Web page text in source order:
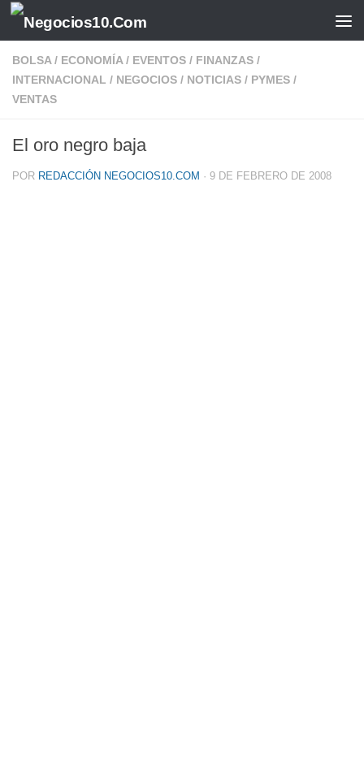
Saltar al contenido
BOLSA / ECONOMÍA / EVENTOS / FINANZAS /
INTERNACIONAL / NEGOCIOS / NOTICIAS / PYMES /
VENTAS
El oro negro baja
POR REDACCIÓN NEGOCIOS10.COM · 9 DE FEBRERO DE 2008